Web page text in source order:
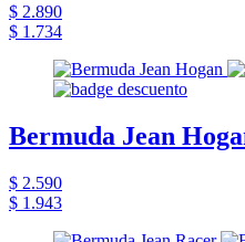
$ 2.890
$ 1.734
Bermuda Jean
$ 2.590
$ 1.943